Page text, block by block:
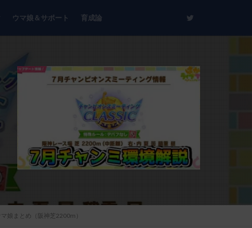
ウマ娘＆サポート 育成論
娘まとめ（阪神芝2200m）